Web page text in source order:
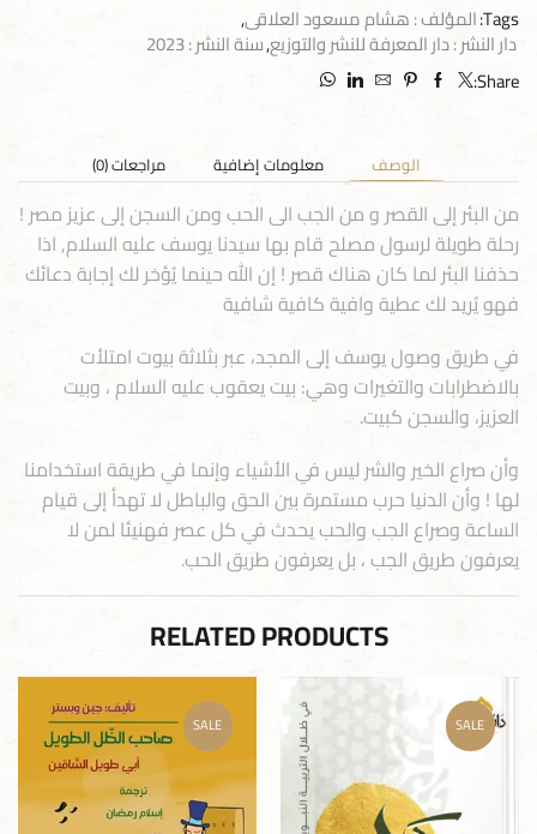
Tags: المؤلف : هشام مسعود العلاقى,
دار النشر : دار المعرفة للنشر والتوزيع,سنة النشر : 2023
Share:
الوصف معلومات إضافية مراجعات (0)
من البئر إلى القصر و من الجب الى الحب ومن السجن إلى عزيز مصر !
رحلة طويلة لرسول مصلح قام بها سيدنا يوسف عليه السلام, اذا
حذفنا البئر لما كان هناك قصر ! إن الله حينما يُؤخر لك إجابة دعائك
فهو يُريد لك عطية وافية كافية شافية
في طريق وصول يوسف إلى المجد، عبر بثلاثة بيوت امتلأت
بالاضطرابات والتغيرات وهي: بيت يعقوب عليه السلام ، وبيت
العزيز، والسجن كبيت.
وأن صراع الخير والشر ليس في الأشياء وإنما في طريقة استخدامنا
لها ! وأن الدنيا حرب مستمرة بين الحق والباطل لا تهدأ إلى قيام
الساعة وصراع الجب والحب يحدث في كل عصر فهنيئا لمن لا
يعرفون طريق الجب ، بل يعرفون طريق الحب.
RELATED PRODUCTS
SALE
SALE